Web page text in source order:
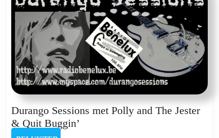
Kale
Klootzak
Durango Sessions met Polly and The Jester
& Quit Buggin’